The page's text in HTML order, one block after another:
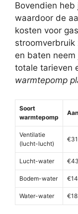
Bovendien
waardoor de
kosten voor
stroomverbruik
en baten
totale tarieven
warmtepomp
Soort
warmtepomp
Ventilatie
(lucht-lucht)
Lucht-water
Bodem-water
Water-water